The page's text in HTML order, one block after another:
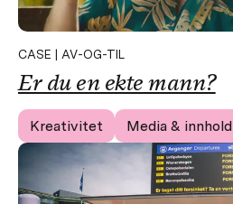
CASE | AV-OG-TIL
Er du en ekte mann?
Kreativitet Media & innhold